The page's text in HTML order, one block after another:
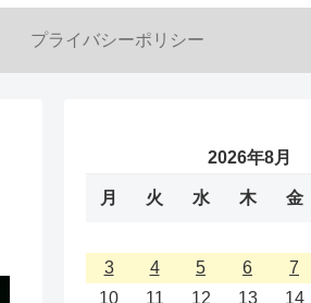
プライバシーポリシー
2026年8月
月 火 水 木 金
3
4 5 6 7
10
11 12 13 14